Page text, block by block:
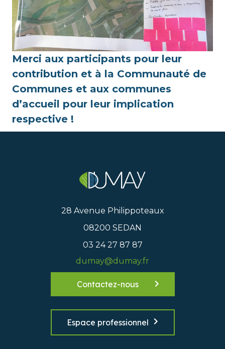
Merci aux participants pour leur
contribution et à la Communauté de
Communes et aux communes
d’accueil pour leur implication
respective !
28 Avenue Philippoteaux
08200 SEDAN
03 24 27 87 87
dumay@dumay.fr
Contactez-nous
Espace professionnel